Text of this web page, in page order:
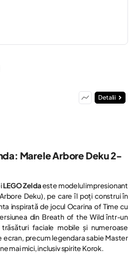
Detalii
Marele Arbore Deku 2-
LEGO Zeldaeste modelul impresionant
Deku), pe care îl poți construi în
inspirată de jocul Ocarina of Time cu
din Breath of the Wild într-un
faciale mobile și numeroase
precum legendara sabie Master
mai mici, inclusiv spirite Korok.